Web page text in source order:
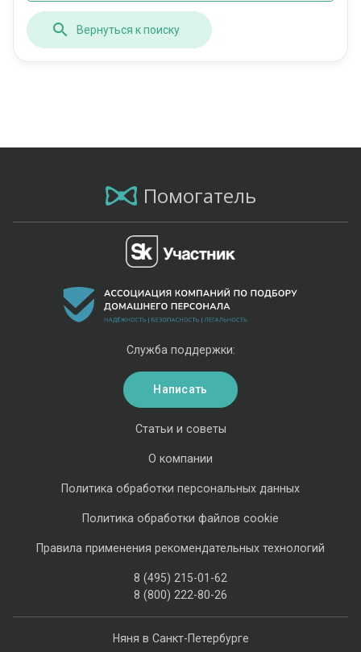
Вернуться к поиску
Помогатель
Няня в Санкт-Петербурге
Статьи и советы
О компании
Политика обработки персональных данных
Политика обработки файлов cookie
Правила применения рекомендательных технологий
8 (495) 215-01-62
8 (800) 222-80-26
Служба поддержки:
Написать